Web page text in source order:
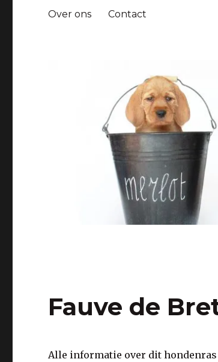
Over ons Contact
Fauve de
Alle informatie over dit hondenras